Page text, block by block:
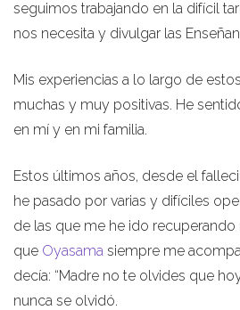
seguimos trabajando en la difícil
nos necesita y divulgar las
Mis experiencias a lo largo de
muchas y muy positivas. He
en mí y en mi familia.
Estos últimos años, desde el
he pasado por varias y difíciles
de las que me he ido recuperando
que Oyasama siempre me
decía: “Madre no te olvides que
nunca se olvidó.